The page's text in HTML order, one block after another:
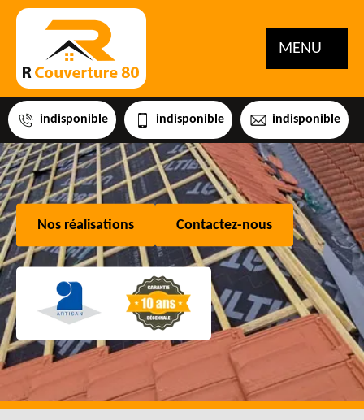
MENU
indisponible indisponible indisponible
Nos réalisations Contactez-nous